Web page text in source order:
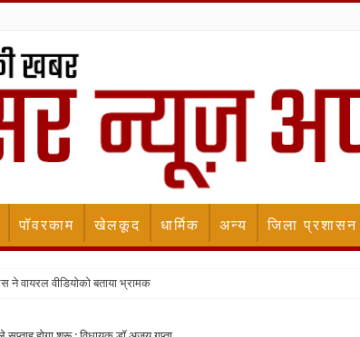
पॉवरकाम खेलकूद धार्मिक अन्य जिला प्रशासन
वायरल वीडियोको बताया भ्रामक